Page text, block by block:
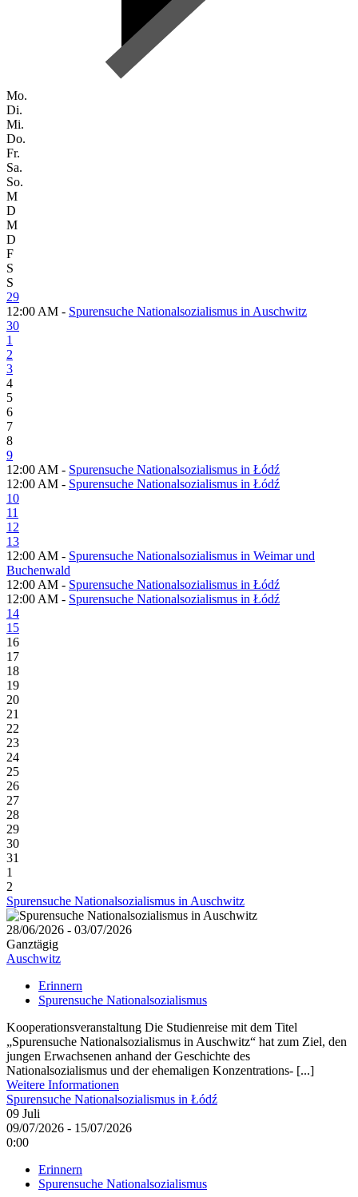
Mo.
Di.
Mi.
Do.
Fr.
Sa.
So.
M
D
M
D
F
S
S
29
12:00 AM - Spurensuche Nationalsozialismus in Auschwitz
30
1
2
3
4
5
6
7
8
9
12:00 AM - Spurensuche Nationalsozialismus in Łódź
12:00 AM - Spurensuche Nationalsozialismus in Łódź
10
11
12
13
12:00 AM - Spurensuche Nationalsozialismus in Weimar und
Buchenwald
12:00 AM - Spurensuche Nationalsozialismus in Łódź
12:00 AM - Spurensuche Nationalsozialismus in Łódź
14
15
16
17
18
19
20
21
22
23
24
25
26
27
28
29
30
31
1
2
Spurensuche Nationalsozialismus in Auschwitz
28/06/2026 - 03/07/2026
Ganztägig
Auschwitz
Erinnern
Spurensuche Nationalsozialismus
Kooperationsveranstaltung Die Studienreise mit dem Titel
„Spurensuche Nationalsozialismus in Auschwitz“ hat zum Ziel, den
jungen Erwachsenen anhand der Geschichte des
Nationalsozialismus und der ehemaligen Konzentrations- [...]
Weitere Informationen
Spurensuche Nationalsozialismus in Łódź
09 Juli
09/07/2026 - 15/07/2026
0:00
Erinnern
Spurensuche Nationalsozialismus